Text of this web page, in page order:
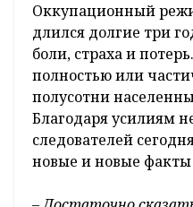
Оккупационный
длился долгие три
боли, страха и
полностью или
полусотни
Благодаря усилиям
следователей
новые и новые факты